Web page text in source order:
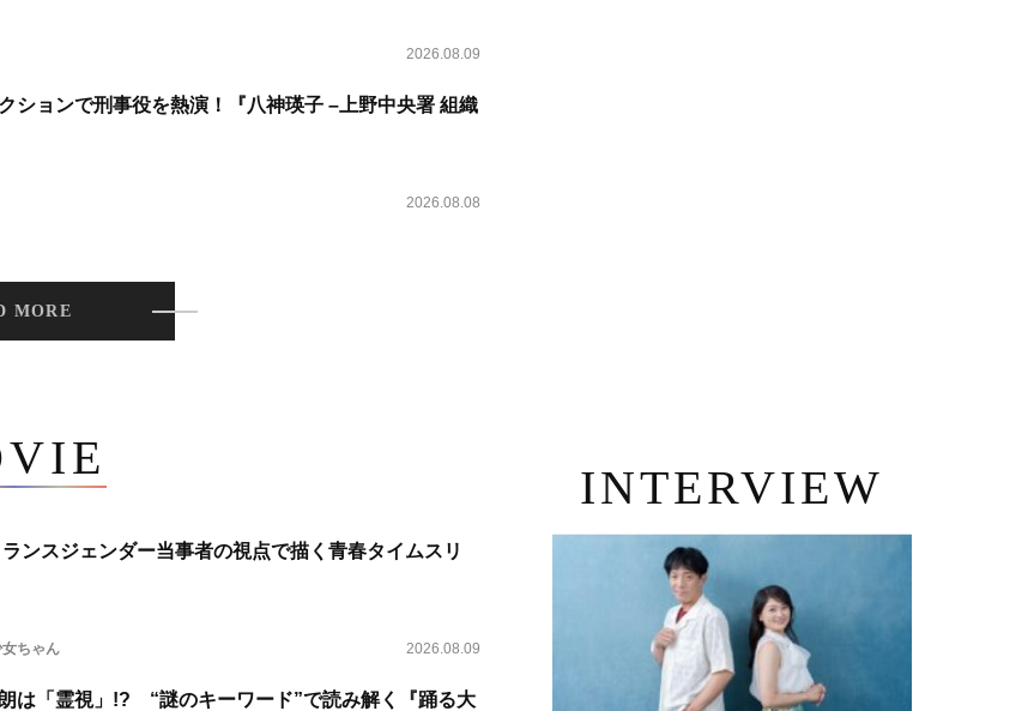
2026.08.09
ションで刑事役を熱演！『八神瑛子 –上野中央署 組織
2026.08.08
MORE
ンスジェンダー当事者の視点で描く青春タイムスリ
ちゃん 2026.08.09
は「霊視」!? “謎のキーワード”で読み解く『踊る大
INTERVIEW